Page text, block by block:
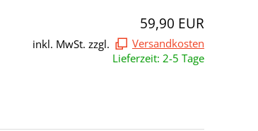
59,90 EUR
inkl. MwSt. zzgl.
Versandkosten
Lieferzeit: 2-5 Tage